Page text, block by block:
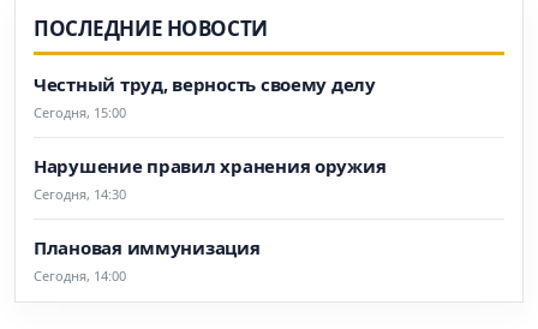
ПОСЛЕДНИЕ НОВОСТИ
Честный труд, верность своему делу
Сегодня, 15:00
Нарушение правил хранения оружия
Сегодня, 14:30
Плановая иммунизация
Сегодня, 14:00